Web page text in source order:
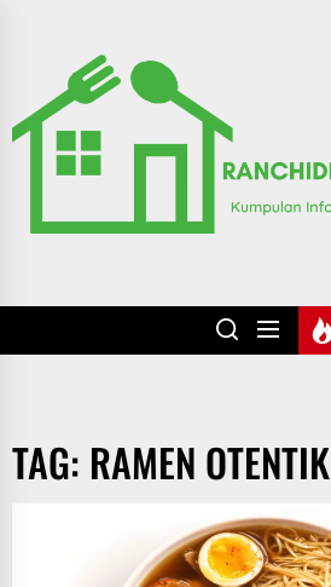
content
TAG: RAMEN OTENTIK